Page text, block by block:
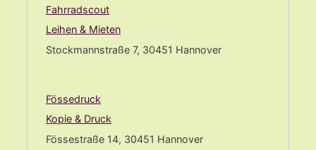
Fahrradscout
Leihen & Mieten
Stockmannstraße 7, 30451 Hannover
Fössedruck
Kopie & Druck
Fössestraße 14, 30451 Hannover